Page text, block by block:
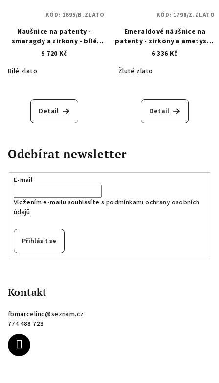
Naušnice na patenty -
smaragdy a zirkony - bílé
zlato 1695
9 720 Kč
Bílé zlato
Detail
KÓD: 1695/B.ZLATO
Emeraldové náušnice na
patenty - zirkony a ametyst -
zlaté 1798
6 336 Kč
Žluté zlato
Detail
KÓD: 1798/Z.ZLATO
Odebírat newsletter
E-mail
Vložením e-mailu souhlasíte s podmínkami ochrany osobních
údajů
Přihlásit se
Kontakt
fbmarcelino@seznam.cz
774 488 723